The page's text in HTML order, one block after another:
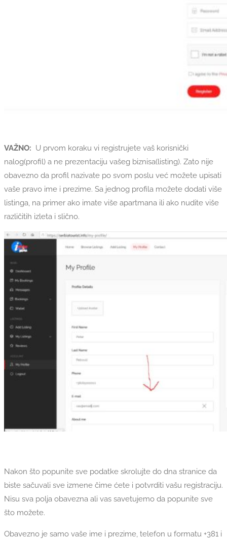
VAŽNO: U prvom koraku vi registrujete vaš korisnički
nalog(profil) a ne prezentaciju vašeg biznisa(listing). Zato nije
obavezno da profil nazivate po svom poslu već možete upisati
vaše pravo ime i prezime. Sa jednog profila možete dodati više
listinga, na primer ako imate više apartmana ili ako nudite više
različitih izleta i slično.
Nakon što popunite sve podatke skrolujte do dna stranice da
biste sačuvali sve izmene čime ćete i potvrditi vašu registraciju.
Nisu sva polja obavezna ali vas savetujemo da popunite sve
što možete.
Obavezno je samo vaše ime i prezime, telefon u formatu +381 i